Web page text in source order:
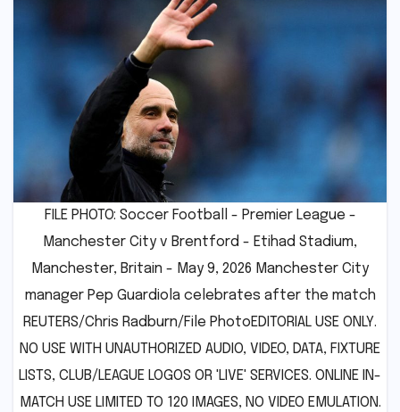
FILE PHOTO: Soccer Football - Premier League -
Manchester City v Brentford - Etihad Stadium,
Manchester, Britain - May 9, 2026 Manchester City
manager Pep Guardiola celebrates after the match
REUTERS/Chris Radburn/File PhotoEDITORIAL USE ONLY.
NO USE WITH UNAUTHORIZED AUDIO, VIDEO, DATA, FIXTURE
LISTS, CLUB/LEAGUE LOGOS OR 'LIVE' SERVICES. ONLINE IN-
MATCH USE LIMITED TO 120 IMAGES, NO VIDEO EMULATION.